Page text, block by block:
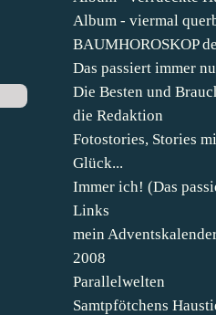
Album - viermal
BAUMHOROSKOP
Das passiert immer
Die Besten und
die Redaktion
Fotostories, Stories
Glück...
Immer ich! (Das
Links
mein
2008
Parallelwelten
Samtpfötchens